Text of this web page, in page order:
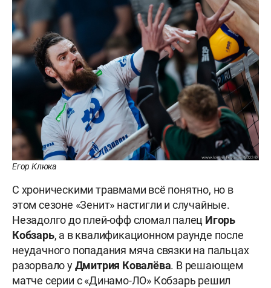
Егор Клюка
С хроническими травмами всё понятно, но в
этом сезоне «Зенит» настигли и случайные.
Незадолго до плей-офф сломал палец Игорь
Кобзарь, а в квалификационном раунде после
неудачного попадания мяча связки на пальцах
разорвало уДмитрия Ковалёва. В решающем
матче серии с «Динамо-ЛО» Кобзарь решил